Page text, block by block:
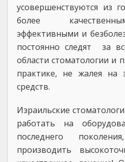
усовершенствуются из
более
эффективными и
постоянно следят за
области стоматологии и
практике, не жалея
средств.
Израильские
работать на
последнего
производить